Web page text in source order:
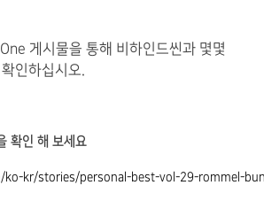
게시물을 통해 비하인드씬과 몇몇
인하십시오.
확인 해 보세요
kr/stories/personal-best-vol-29-rommel-